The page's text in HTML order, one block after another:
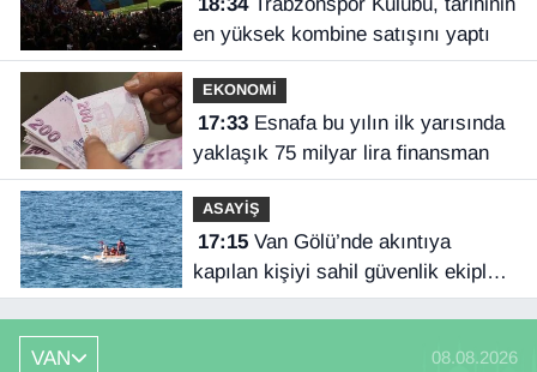
en yüksek kombine satışını yaptı
EKONOMİ
17:33Esnafa bu yılın ilk yarısında
yaklaşık 75 milyar lira finansman
ASAYİŞ
17:15Van Gölü’nde akıntıya
kapılan kişiyi sahil güvenlik ekipleri
kurtardı
VAN 08.08.2026